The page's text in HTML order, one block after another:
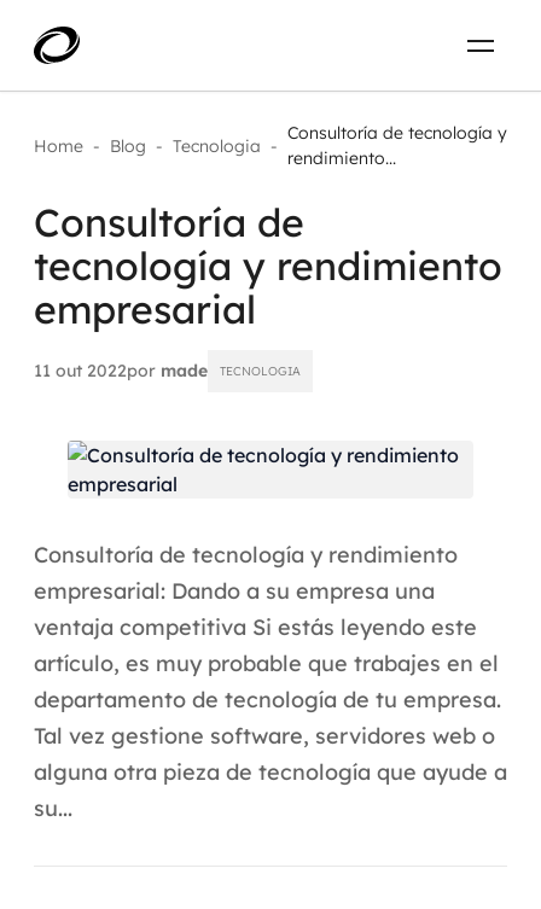
Aplicar IA com impacto real
AI / Machine Learning
IA Generativa
Aceleradores de IA
Automação inteligente
Integração de IA
RPA e hiperautomação
AI Day
Transformar dados em decisão
Data Analytics
Projetos
Home - Blog - Tecnologia -
Consultoría de tecnología y
rendimiento...
Consultoría de
tecnología y rendimiento
empresarial
11 out 2022por made TECNOLOGIA
Consultoría de tecnología y rendimiento
empresarial: Dando a su empresa una
ventaja competitiva Si estás leyendo este
artículo, es muy probable que trabajes en el
departamento de tecnología de tu empresa.
Tal vez gestione software, servidores web o
alguna otra pieza de tecnología que ayude a
su...